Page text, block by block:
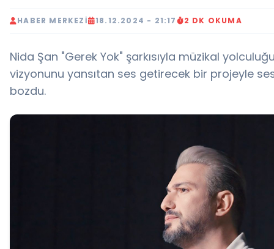
HABER MERKEZI 18.12.2024 - 21:17 2 DK OKUMA
Nida Şan "Gerek Yok" şarkısıyla müzikal
vizyonunu yansıtan ses getirecek bir projeyle
bozdu.